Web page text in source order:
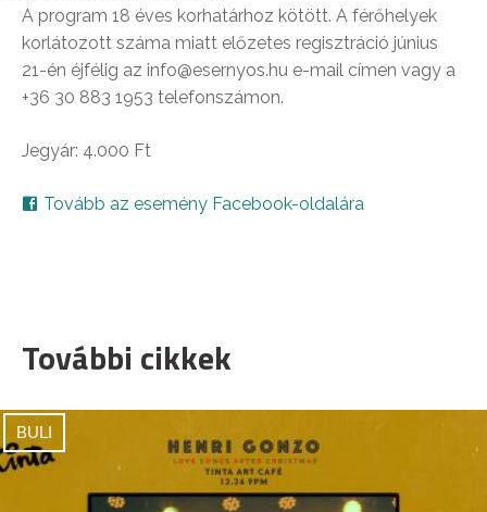
A program 18 éves korhatárhoz kötött. A férőhelyek
korlátozott száma miatt előzetes regisztráció június
21-én éjfélig az info@esernyos.hu e-mail címen vagy a
+36 30 883 1953 telefonszámon.
Jegyár: 4.000 Ft
Tovább az esemény Facebook-oldalára
További cikkek
BULI